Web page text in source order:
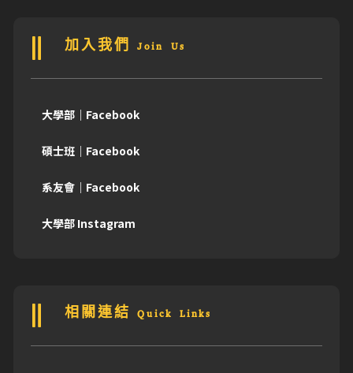
加入我們 Join Us
大學部｜Facebook
碩士班｜Facebook
系友會｜Facebook
大學部 Instagram
相關連結 Quick Links